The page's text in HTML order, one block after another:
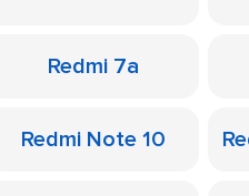
Redmi 7a
Redmi Note 10